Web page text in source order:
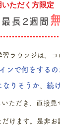
ただく方限定
ラウンジは、コ
ンで何をするの
なりそうか 続
いただき、直接見
けます。是非お
長2週間